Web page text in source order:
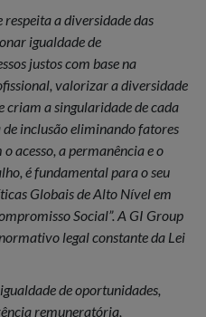
a diversidade das
igualdade de
justos com base na
valorizar a diversidade
criam a singularidade de cada
inclusão eliminando fatores
acesso, a permanência e o
é fundamental para o seu
Globais de Alto Nível em
Social”. A GI Group
legal constante da Lei
de oportunidades,
remuneratória,